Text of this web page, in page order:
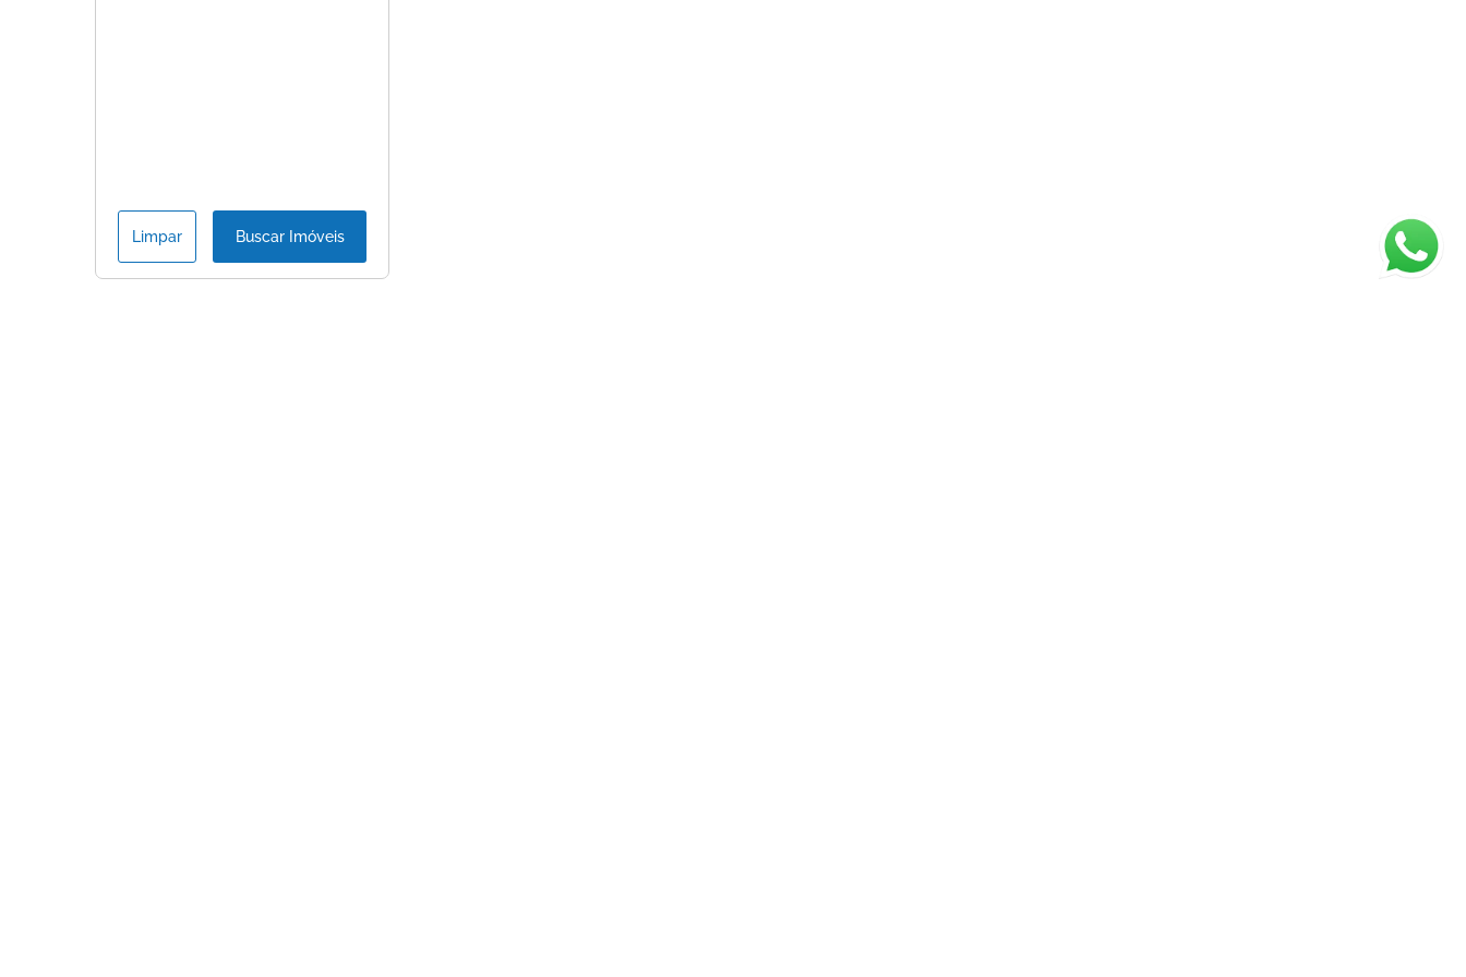
Limpar Buscar Imóveis